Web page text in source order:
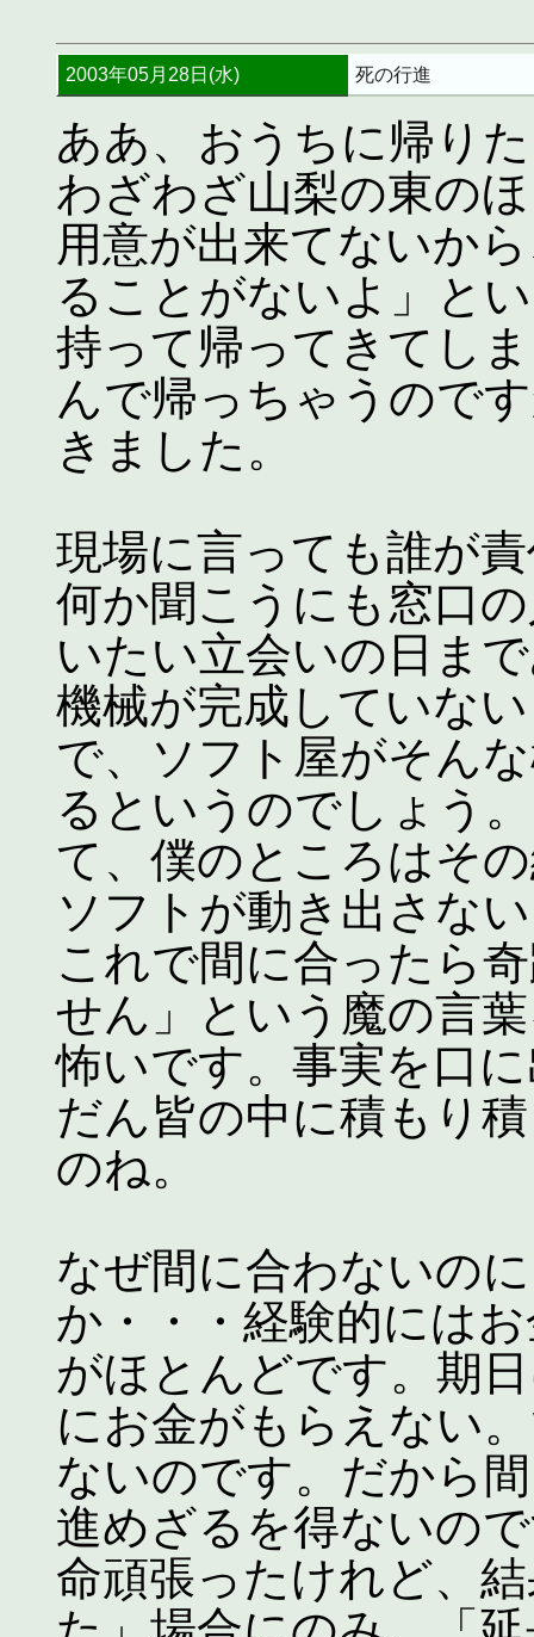
2003年05月28日(水) 死の行進
ああ、おうちに帰り
わざわざ山梨の東の
用意が出来てないか
ることがないよ」と
持って帰ってきてし
んで帰っちゃうので
きました。
現場に言っても誰が
何か聞こうにも窓口
いたい立会いの日ま
機械が完成していな
で、ソフト屋がそん
るというのでしょう
て、僕のところはそ
ソフトが動き出さな
これで間に合ったら
せん」という魔の言
怖いです。事実を口
だん皆の中に積もり
のね。
なぜ間に合わないの
か・・・経験的には
がほとんどです。期
にお金がもらえない
ないのです。だから
進めざるを得ないの
命頑張ったけれど、